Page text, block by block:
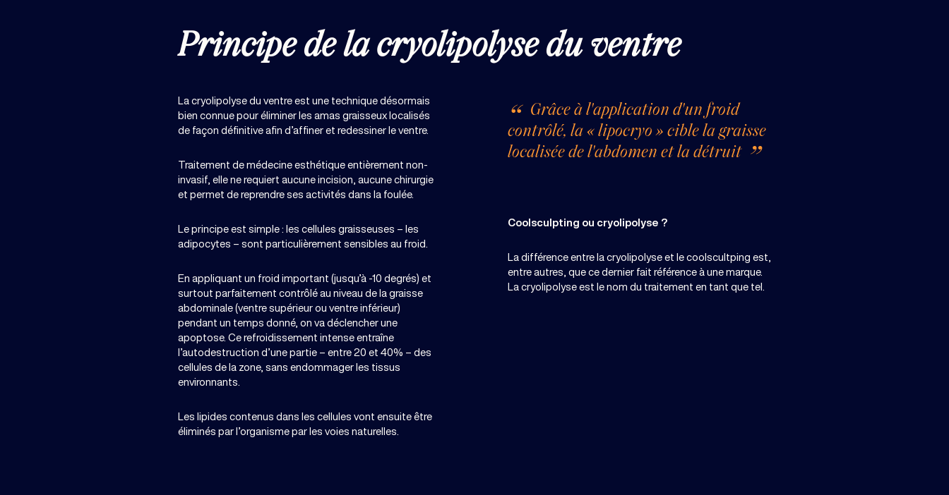
Principe de la cryolipolyse du ventre
La cryolipolyse du ventre est une technique désormais
bien connue pour éliminer les amas graisseux localisés
de façon définitive afin d’affiner et redessiner le ventre.
Traitement de médecine esthétique entièrement non-
invasif, elle ne requiert aucune incision, aucune chirurgie
et permet de reprendre ses activités dans la foulée.
Le principe est simple : les cellules graisseuses – les
adipocytes – sont particulièrement sensibles au froid.
En appliquant un froid important (jusqu’à -10 degrés) et
surtout parfaitement contrôlé au niveau de la graisse
abdominale (ventre supérieur ou ventre inférieur)
pendant un temps donné, on va déclencher une
apoptose. Ce refroidissement intense entraîne
l’autodestruction d’une partie – entre 20 et 40% – des
cellules de la zone, sans endommager les tissus
environnants.
Les lipides contenus dans les cellules vont ensuite être
éliminés par l’organisme par les voies naturelles.
Grâce à l'application d'un froid
contrôlé, la « lipocryo » cible la graisse
localisée de l'abdomen et la détruit
Coolsculpting ou cryolipolyse ?
La différence entre la cryolipolyse et le coolscultping est,
entre autres, que ce dernier fait référence à une marque.
La cryolipolyse est le nom du traitement en tant que tel.